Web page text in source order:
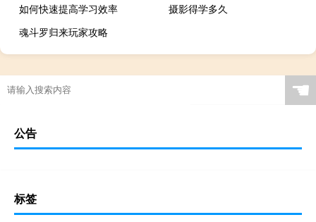
如何快速提高学习效率
摄影得学多久
魂斗罗归来玩家攻略
☚
公告
标签